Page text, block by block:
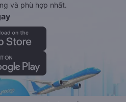
và phù hợp nhất.